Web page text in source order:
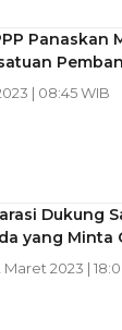
Panaskan
| 08:45 WIB
Dukung
yang
Maret 2023 |